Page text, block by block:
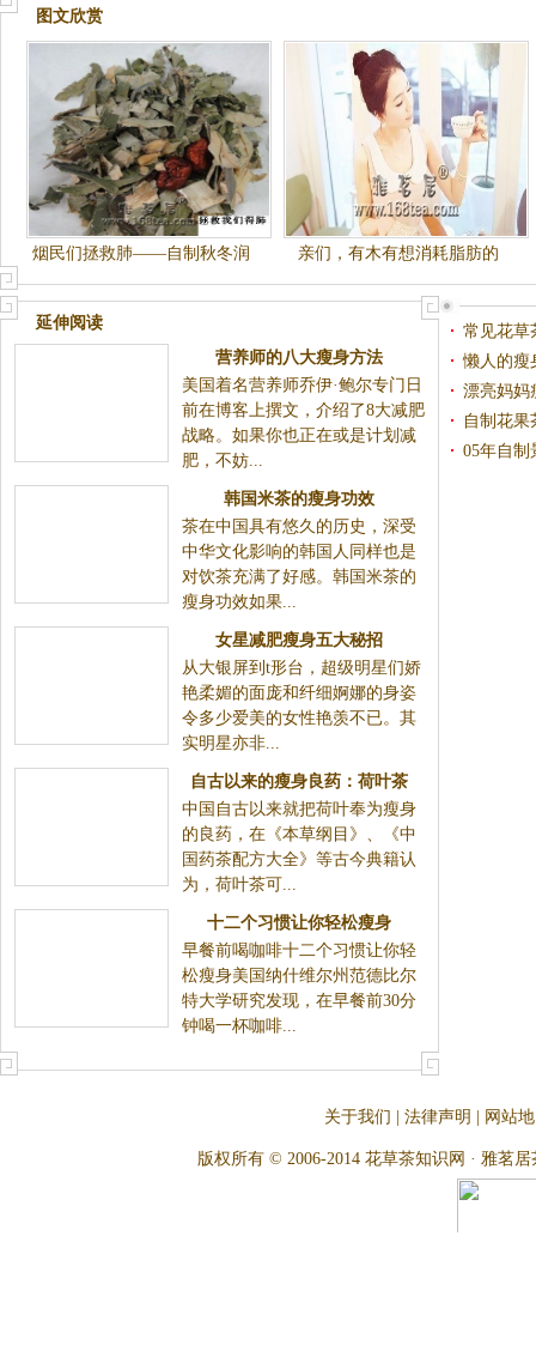
图文欣赏
烟民们拯救肺——自制秋冬润
喉茶
亲们，有木有想消耗脂肪的
啊！自制陈皮咖啡，哈哈，瘦
延伸阅读
营养师的八大瘦身方法
美国着名营养师乔伊·鲍尔专门日
前在博客上撰文，介绍了8大减肥
战略。如果你也正在或是计划减
肥，不妨...
韩国米茶的瘦身功效
茶在中国具有悠久的历史，深受
中华文化影响的韩国人同样也是
对饮茶充满了好感。韩国米茶的
瘦身功效如果...
女星减肥瘦身五大秘招
从大银屏到t形台，超级明星们娇
艳柔媚的面庞和纤细婀娜的身姿
令多少爱美的女性艳羡不已。其
实明星亦非...
自古以来的瘦身良药：荷叶茶
中国自古以来就把荷叶奉为瘦身
的良药，在《本草纲目》、《中
国药茶配方大全》等古今典籍认
为，荷叶茶可...
十二个习惯让你轻松瘦身
早餐前喝咖啡十二个习惯让你轻
松瘦身美国纳什维尔州范德比尔
特大学研究发现，在早餐前30分
钟喝一杯咖啡...
常见花草
懒人的瘦
漂亮妈妈
自制花果
05年自制
关于我们 法律声明 网站
版权所有 © 2006-2014 花草茶知识网 · 雅茗